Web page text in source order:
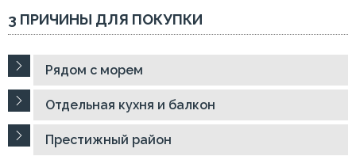
3 ПРИЧИНЫ ДЛЯ ПОКУПКИ
Рядом с морем
Отдельная кухня и балкон
Престижный район